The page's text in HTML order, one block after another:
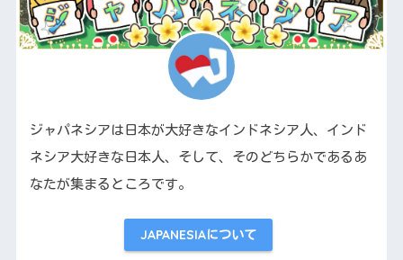
ジャパネシアは日本が大好きなインドネシア人、インド
ネシア大好きな日本人、そして、そのどちらかであるあ
なたが集まるところです。
JAPANESIAについて